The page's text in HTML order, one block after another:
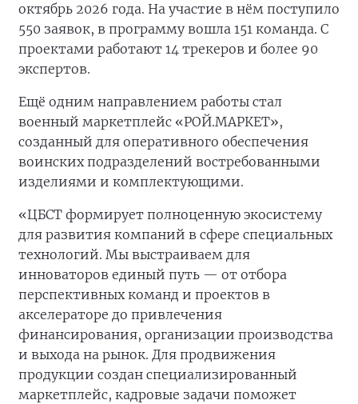
октябрь 2026 года. На участие в нём поступило
550 заявок, в программу вошла 151 команда. С
проектами работают 14 трекеров и более 90
экспертов.
Ещё одним направлением работы стал
военный маркетплейс «РОЙ.МАРКЕТ»,
созданный для оперативного обеспечения
воинских подразделений востребованными
изделиями и комплектующими.
«ЦБСТ формирует полноценную экосистему
для развития компаний в сфере специальных
технологий. Мы выстраиваем для
инноваторов единый путь — от отбора
перспективных команд и проектов в
акселераторе до привлечения
финансирования, организации производства
и выхода на рынок. Для продвижения
продукции создан специализированный
маркетплейс, кадровые задачи поможет